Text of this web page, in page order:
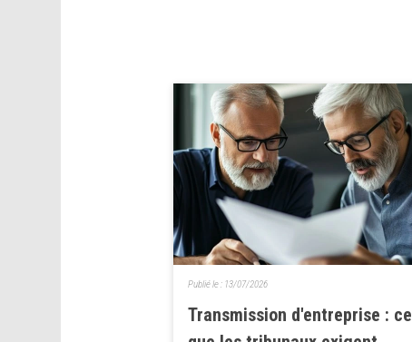
Transmission d'entreprise : ce
Publié le : 13/07/2026